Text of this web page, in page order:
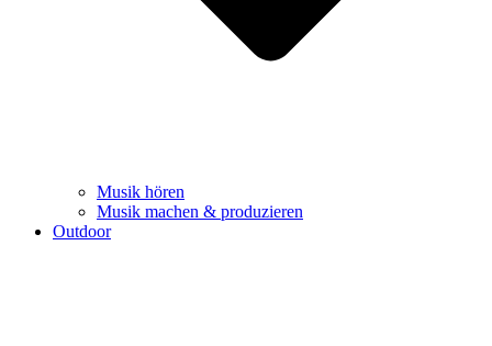
Musik hören
Musik machen & produzieren
Outdoor